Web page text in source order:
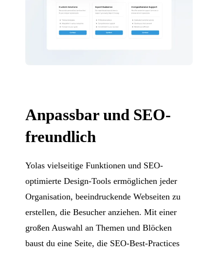
Anpassbar und SEO-
freundlich
Yolas vielseitige Funktionen und SEO-
optimierte Design-Tools ermöglichen jeder
Organisation, beeindruckende Webseiten zu
erstellen, die Besucher anziehen. Mit einer
großen Auswahl an Themen und Blöcken
baust du eine Seite, die SEO-Best-Practices